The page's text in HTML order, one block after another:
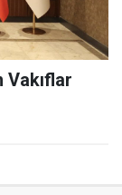
Vakıflar